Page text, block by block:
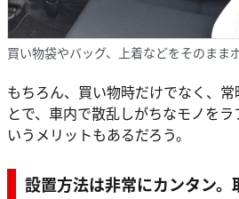
買い物袋やバッグ、上着などをそのまま
もちろん、買い物時だけでなく、
とで、車内で散乱しがちなモノを
いうメリットもあるだろう。
設置方法は非常にカンタン